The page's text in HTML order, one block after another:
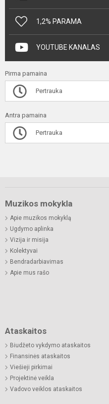
1,2% PARAMA
YOUTUBE KANALAS
Pirma pamaina
Pertrauka
Antra pamaina
Pertrauka
Muzikos mokykla
Apie muzikos mokyklą
Ugdymo aplinka
Vizija ir misija
Kolektyvai
Bendradarbiavimas
Apie mus rašo
Ataskaitos
Biudžeto vykdymo ataskaitos
Finansinės ataskaitos
Viešieji pirkimai
Projektinė veikla
Vadovo veiklos ataskaitos